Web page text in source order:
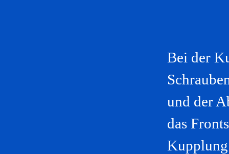
Bei der
und der
das